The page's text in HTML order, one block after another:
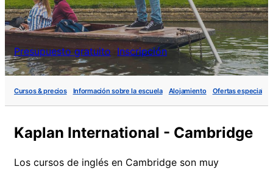
Presupuesto gratuito Inscripción
Cursos & precios Información sobre la escuela Alojamiento Ofertas especiales
Kaplan International - Cambridge
Los cursos de inglés en Cambridge son muy